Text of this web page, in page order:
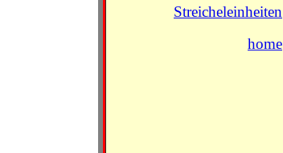
Streicheleinheiten
home